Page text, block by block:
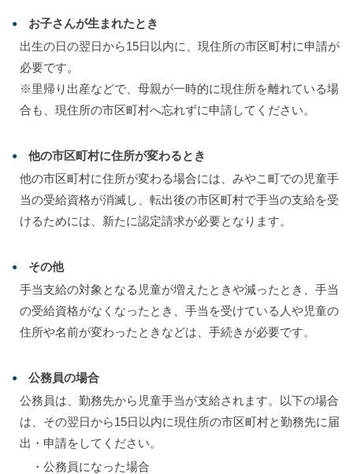
お子さんが生まれたとき
出生の日の翌日から15日以内に、現住所の市区町村に申請が
必要です。
※里帰り出産などで、母親が一時的に現住所を離れている場
合も、現住所の市区町村へ忘れずに申請してください。
他の市区町村に住所が変わるとき
他の市区町村に住所が変わる場合には、みやこ町での児童手
当の受給資格が消滅し、転出後の市区町村で手当の支給を受
けるためには、新たに認定請求が必要となります。
その他
手当支給の対象となる児童が増えたときや減ったとき、手当
の受給資格がなくなったとき、手当を受けている人や児童の
住所や名前が変わったときなどは、手続きが必要です。
公務員の場合
公務員は、勤務先から児童手当が支給されます。以下の場合
は、その翌日から15日以内に現住所の市区町村と勤務先に届
出・申請をしてください。
・公務員になった場合